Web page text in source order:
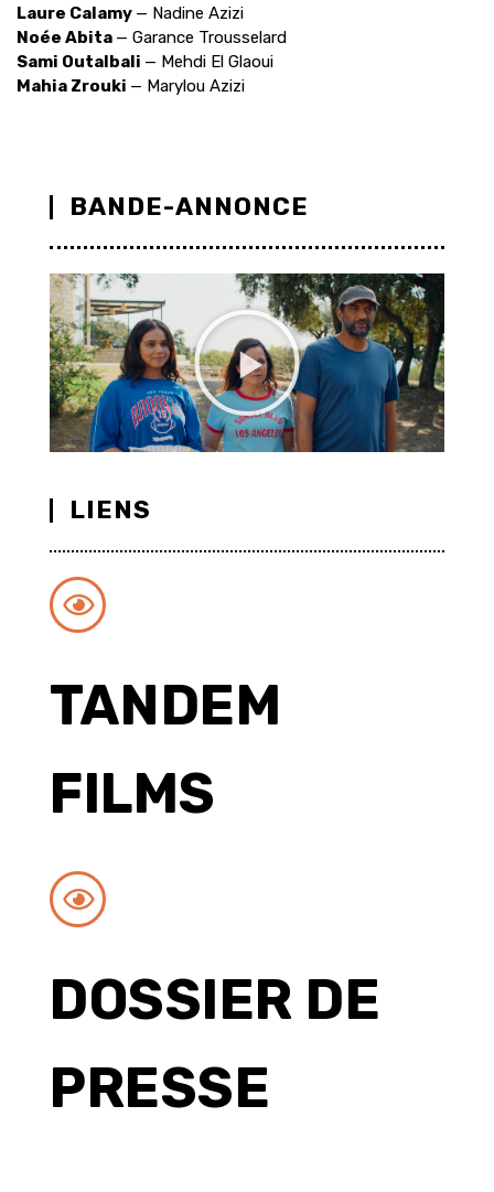
Laure Calamy — Nadine Azizi
Noée Abita — Garance Trousselard
Sami Outalbali — Mehdi El Glaoui
Mahia Zrouki — Marylou Azizi
BANDE-ANNONCE
LIENS
TANDEM
FILMS
DOSSIER DE
PRESSE